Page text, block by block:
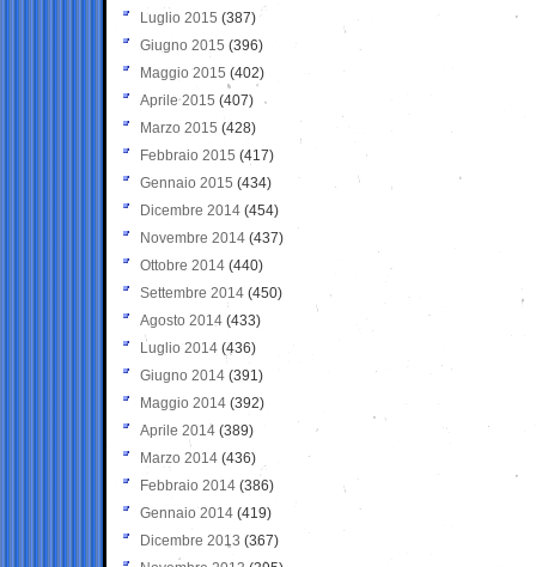
Luglio 2015 (387)
Giugno 2015 (396)
Maggio 2015 (402)
Aprile 2015 (407)
Marzo 2015 (428)
Febbraio 2015 (417)
Gennaio 2015 (434)
Dicembre 2014 (454)
Novembre 2014 (437)
Ottobre 2014 (440)
Settembre 2014 (450)
Agosto 2014 (433)
Luglio 2014 (436)
Giugno 2014 (391)
Maggio 2014 (392)
Aprile 2014 (389)
Marzo 2014 (436)
Febbraio 2014 (386)
Gennaio 2014 (419)
Dicembre 2013 (367)